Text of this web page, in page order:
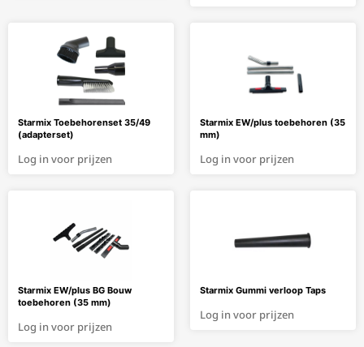
Starmix Toebehorenset 35/49
(adapterset)
Log in voor prijzen
Starmix EW/plus toebehoren (35
mm)
Log in voor prijzen
Starmix EW/plus BG Bouw
toebehoren (35 mm)
Log in voor prijzen
Starmix Gummi verloop Taps
Log in voor prijzen